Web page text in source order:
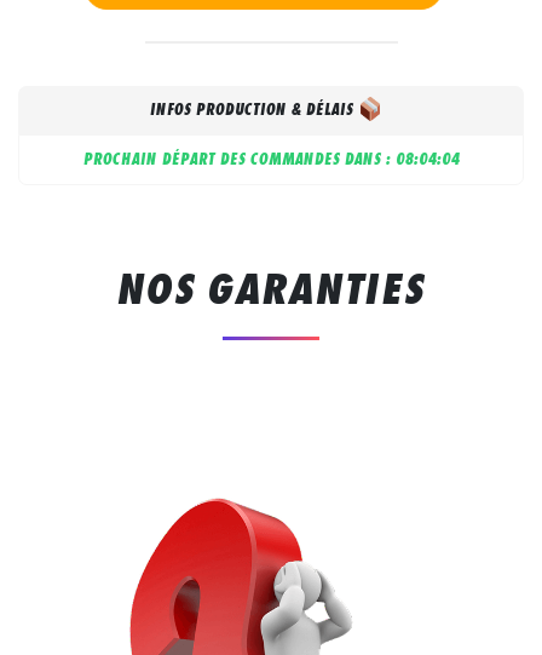
INFOS PRODUCTION & DÉLAIS
PROCHAIN DÉPART DES COMMANDES DANS : 08:04:03
NOS GARANTIES